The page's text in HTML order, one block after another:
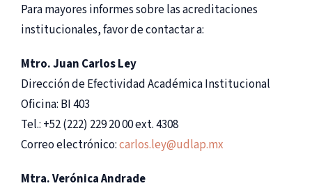
Para mayores informes sobre las acreditaciones
institucionales, favor de contactar a:
Mtro. Juan Carlos Ley
Dirección de Efectividad Académica Institucional
Oficina: BI 403
Tel.: +52 (222) 229 20 00 ext. 4308
Correo electrónico:carlos.ley@udlap.mx
Mtra. Verónica Andrade